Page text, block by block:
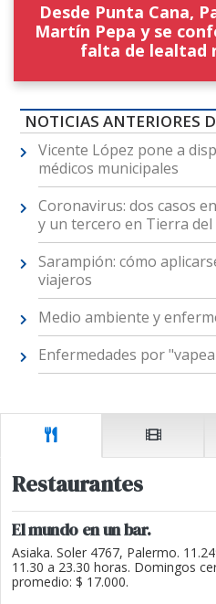
Desde Punta Cana,
Martín Pepa y se
falta de lealtad
NOTICIAS ANTERIORES
Vicente López pone a
médicos municipales
Coronavirus: dos casos
y un tercero en Tierra del
Sarampión: cómo
viajeros
Medio ambiente y
Enfermedades por
Restaurantes
El mundo en un bar.
Asiaka. Soler 4767, Palermo.
11.30 a 23.30 horas. Domingos
promedio: $ 17.000.